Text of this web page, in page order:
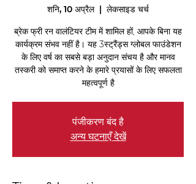
शनि, 10 अप्रैल
  |
लेकसाइड चर्च
ब्रेक फ्री रन वालंटियर टीम में शामिल हों, आपके बिना यह
कार्यक्रम संभव नहीं है। यह 3स्ट्रैंड्स ग्लोबल फाउंडेशन
के लिए वर्ष का सबसे बड़ा अनुदान संचय है और मानव
तस्करी को समाप्त करने के हमारे प्रयासों के लिए सफलता
महत्वपूर्ण है
पंजीकरण बंद है
अन्य घटनाएँ देखें